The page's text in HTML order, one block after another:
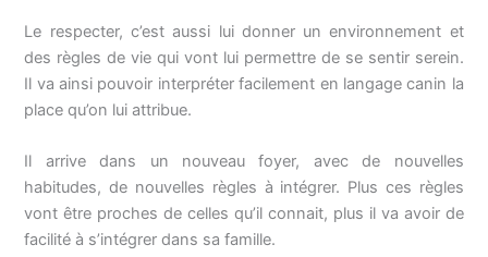
Le respecter, c’est aussi lui donner un environnement et
des règles de vie qui vont lui permettre de se sentir serein.
Il va ainsi pouvoir interpréter facilement en langage canin la
place qu’on lui attribue.
Il arrive dans un nouveau foyer, avec de nouvelles
habitudes, de nouvelles règles à intégrer. Plus ces règles
vont être proches de celles qu’il connait, plus il va avoir de
facilité à s’intégrer dans sa famille.